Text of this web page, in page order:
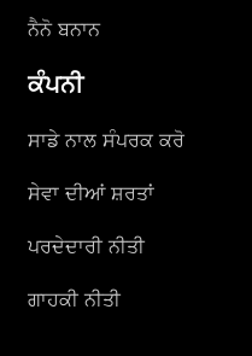
ਨੈਨੋ ਬਨਾਨ
ਕੰਪਨੀ
ਸਾਡੇ ਨਾਲ ਸੰਪਰਕ ਕਰੋ
ਸੇਵਾ ਦੀਆਂ ਸ਼ਰਤਾਂ
ਪਰਦੇਦਾਰੀ ਨੀਤੀ
ਗਾਹਕੀ ਨੀਤੀ